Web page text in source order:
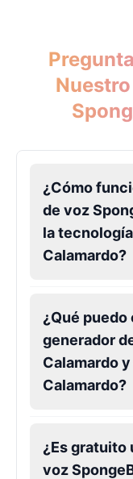
¿Cómo
de voz
la
Calamardo?
¿Qué puedo
generador
Calamardo
Calamardo?
¿Es gratuito
voz